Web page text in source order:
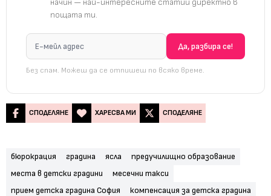
начин — най-интересните статии директно в
пощата ти.
Без спам. Можеш да се отпишеш по всяко време.
СПОДЕЛЯНЕ ХАРЕСВА МИ СПОДЕЛЯНЕ
бюрокрация градина ясла
предучилищно образование
места в детски градини
месечни такси
прием детска градина София
компенсация за детска градина